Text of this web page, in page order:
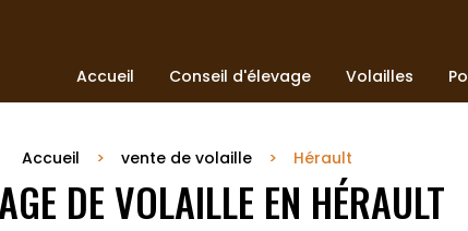
Accueil Conseil d'élevage Volailles
Accueil vente de volaille Hérault
DE VOLAILLE EN HÉRAULT